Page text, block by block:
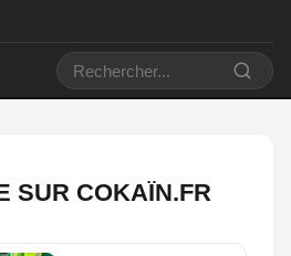
SUR COKAÏN.FR